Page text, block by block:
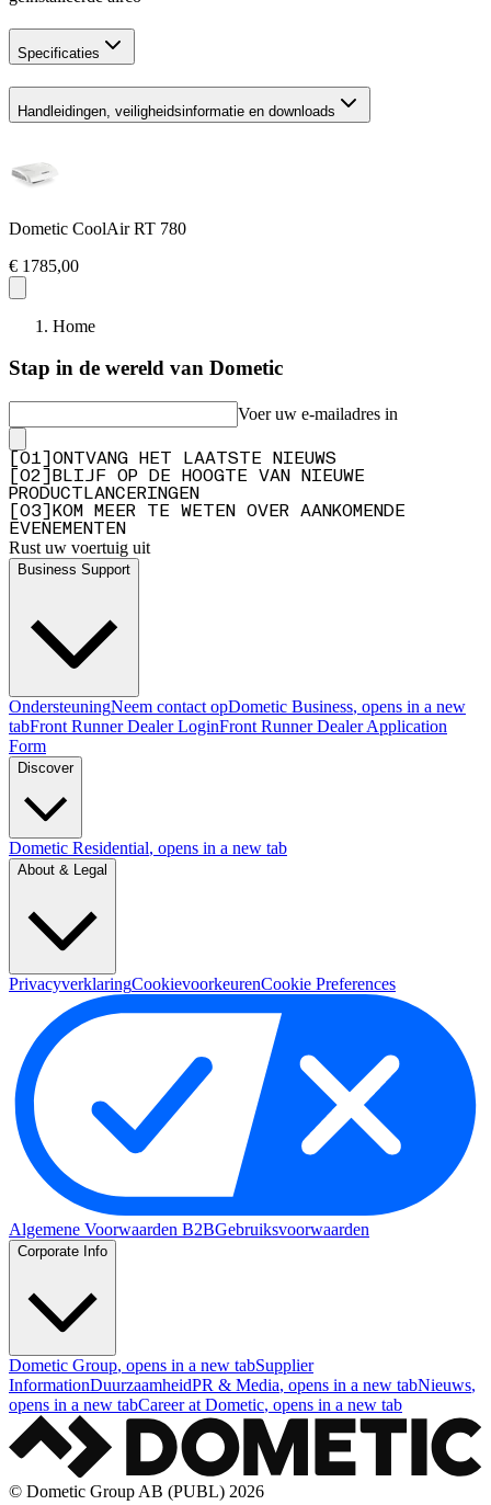
Specificaties
Handleidingen, veiligheidsinformatie en downloads
Dometic CoolAir RT 780
€ 1785,00
Home
Stap in de wereld van Dometic
Voer uw e-mailadres in
01
ONTVANG HET LAATSTE NIEUWS
02
BLIJF OP DE HOOGTE VAN NIEUWE
PRODUCTLANCERINGEN
03
KOM MEER TE WETEN OVER AANKOMENDE
EVENEMENTEN
Rust uw voertuig uit
Business Support
OndersteuningNeem contact opDometic Business, opens in a new
tabFront Runner Dealer LoginFront Runner Dealer Application
Form
Discover
Dometic Residential, opens in a new tab
About & Legal
PrivacyverklaringCookievoorkeurenCookie Preferences
Algemene Voorwaarden B2BGebruiksvoorwaarden
Corporate Info
Dometic Group, opens in a new tabSupplier
InformationDuurzaamheidPR & Media, opens in a new tabNieuws,
opens in a new tabCareer at Dometic, opens in a new tab
© Dometic Group AB (PUBL) 2026